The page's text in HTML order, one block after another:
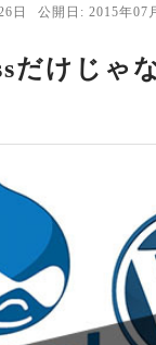
日 公開日: 2015年07
だけじゃ